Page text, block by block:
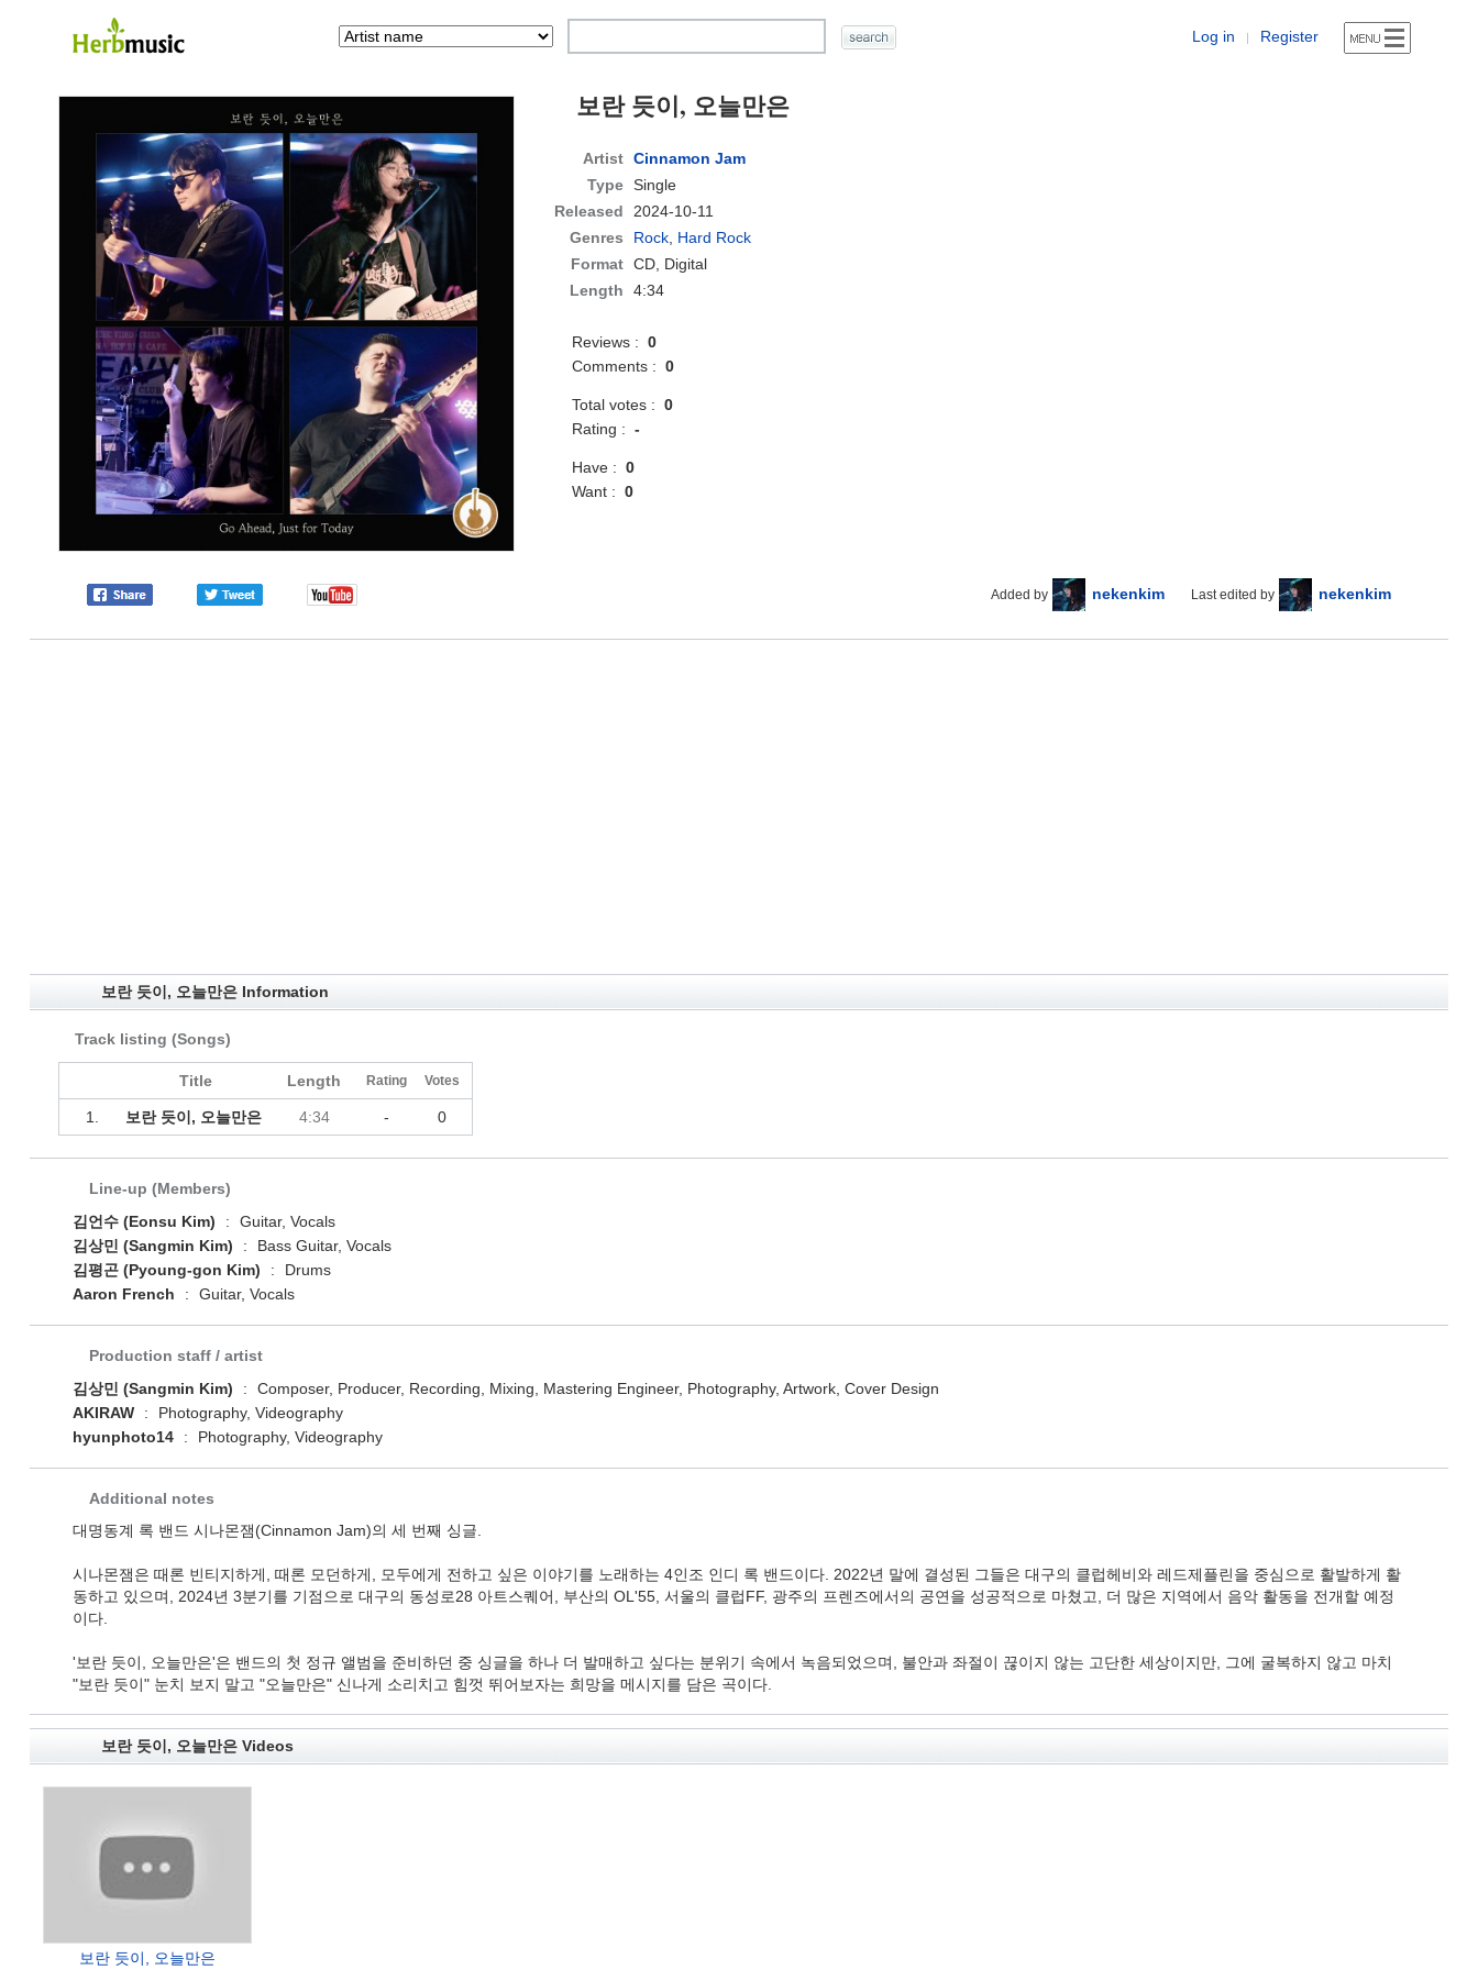
Log in | Register
보란 듯이, 오늘만은
Artist Cinnamon Jam
Type Single
Released
2024-10-11
Genres
Rock, Hard Rock
Format CD, Digital
Length
4:34
Reviews :0
Comments :0
Total votes :0
Rating :-
Have :0
Want :0
Added by nekenkim Last edited by nekenkim
보란 듯이, 오늘만은 Information
Track listing (Songs)
Title Length Rating Votes
1. 보란 듯이, 오늘만은 4:34 - 0
Line-up (Members)
김언수 (Eonsu Kim)
:
Guitar, Vocals
김상민 (Sangmin Kim)
:
Bass Guitar, Vocals
김평곤 (Pyoung-gon Kim)
:
Drums
Aaron French
: Guitar, Vocals
Production staff / artist
김상민 (Sangmin Kim)
:
Composer, Producer, Recording, Mixing, Mastering Engineer, Photography, Artwork, Cover Design
AKIRAW
:
Photography, Videography
hyunphoto14
: Photography, Videography
Additional notes
대명동계 록 밴드 시나몬잼(Cinnamon Jam)의 세 번째 싱글.
시나몬잼은 때론 빈티지하게, 때론 모던하게, 모두에게 전하고 싶은 이야기를 노래하는 4인조 인디 록 밴드이다. 2022년 말에 결성된 그들은 대구의 클럽헤비와 레드제플린을 중심으로 활발하게 활
동하고 있으며, 2024년 3분기를 기점으로 대구의 동성로28 아트스퀘어, 부산의 OL'55, 서울의 클럽FF, 광주의 프렌즈에서의 공연을 성공적으로 마쳤고, 더 많은 지역에서 음악 활동을 전개할 예정
이다.
'보란 듯이, 오늘만은'은 밴드의 첫 정규 앨범을 준비하던 중 싱글을 하나 더 발매하고 싶다는 분위기 속에서 녹음되었으며, 불안과 좌절이 끊이지 않는 고단한 세상이지만, 그에 굴복하지 않고 마치
"보란 듯이" 눈치 보지 말고 "오늘만은" 신나게 소리치고 힘껏 뛰어보자는 희망을 메시지를 담은 곡이다.
보란 듯이, 오늘만은 Videos
보란 듯이, 오늘만은